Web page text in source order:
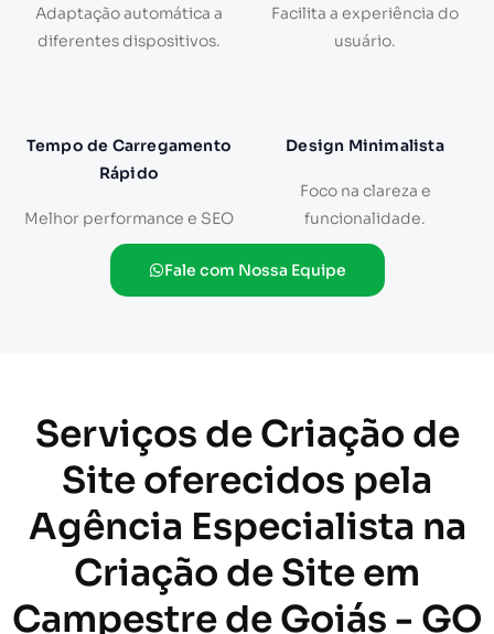
Adaptação automática a
diferentes dispositivos.
Facilita a experiência do
usuário.
Tempo de Carregamento
Rápido
Melhor performance e SEO
Design Minimalista
Foco na clareza e
funcionalidade.
Fale com Nossa Equipe
Serviços de Criação de
Site oferecidos pela
Agência Especialista na
Criação de Site em
Campestre de Goiás - GO